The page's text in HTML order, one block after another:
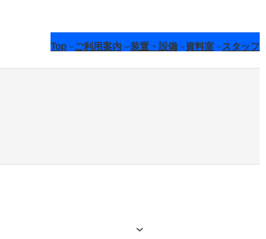
Top ご利用案内 装置・設備 資料室 スタッフ